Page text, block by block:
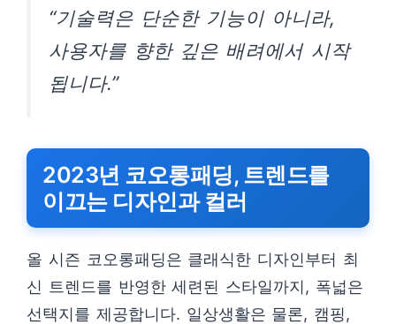
“기술력은 단순한 기능이 아니라,
사용자를 향한 깊은 배려에서 시작
됩니다.”
2023년 코오롱패딩, 트렌드를
이끄는 디자인과 컬러
올 시즌 코오롱패딩은 클래식한 디자인부터 최
신 트렌드를 반영한 세련된 스타일까지, 폭넓은
선택지를 제공합니다. 일상생활은 물론, 캠핑,